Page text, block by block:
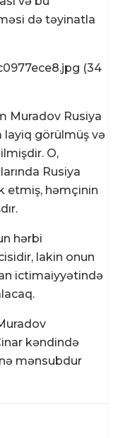
də təyinatla
Muradov Rusiya
layiq görülmüş və
O,
Rusiya
etmiş, həmçinin
hərbi
lakin onun
ictimaiyyətində
kəndində
mənsubdur